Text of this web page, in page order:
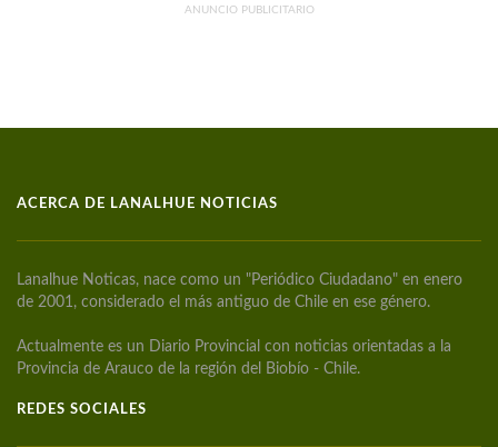
ANUNCIO PUBLICITARIO
ACERCA DE LANALHUE NOTICIAS
Lanalhue Noticas, nace como un "Periódico Ciudadano" en enero
de 2001, considerado el más antiguo de Chile en ese género.
Actualmente es un Diario Provincial con noticias orientadas a la
Provincia de Arauco de la región del Biobío - Chile.
REDES SOCIALES